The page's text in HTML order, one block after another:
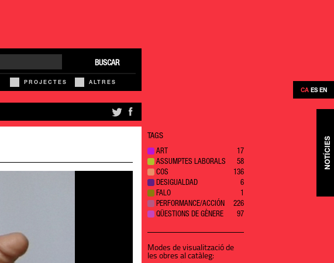
CA ES EN
NOTÍCIES
BUSCAR
PROJECTES ALTRES
TAGS
ART
17
ASSUMPTES LABORALS
58
COS
136
DESIGUALDAD
6
FALO
PERFORMANCE/ACCIÓN
226
QÜESTIONS DE GÈNERE
97
Modes de visualització de
les obres al catàleg: